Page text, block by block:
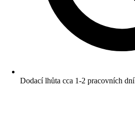
Dodací lhůta cca 1-2 pracovních dní